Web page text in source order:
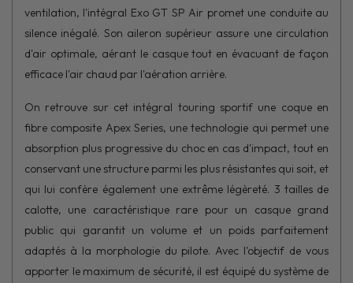
ventilation, l'intégral Exo GT SP Air promet une conduite au
silence inégalé. Son aileron supérieur assure une circulation
d'air optimale, aérant le casque tout en évacuant de façon
efficace l'air chaud par l'aération arrière.
On retrouve sur cet intégral touring sportif une coque en
fibre composite Apex Series, une technologie qui permet une
absorption plus progressive du choc en cas d'impact, tout en
conservant une structure parmi les plus résistantes qui soit, et
qui lui confère également une extrême légèreté. 3 tailles de
calotte, une caractéristique rare pour un casque grand
public qui garantit un volume et un poids parfaitement
adaptés à la morphologie du pilote. Avec l'objectif de vous
apporter le maximum de sécurité, il est équipé du système de